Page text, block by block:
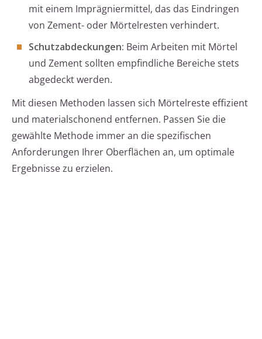
mit einem Imprägniermittel, das das Eindringen
von Zement- oder Mörtelresten verhindert.
Schutzabdeckungen: Beim Arbeiten mit Mörtel
und Zement sollten empfindliche Bereiche stets
abgedeckt werden.
Mit diesen Methoden lassen sich Mörtelreste effizient
und materialschonend entfernen. Passen Sie die
gewählte Methode immer an die spezifischen
Anforderungen Ihrer Oberflächen an, um optimale
Ergebnisse zu erzielen.